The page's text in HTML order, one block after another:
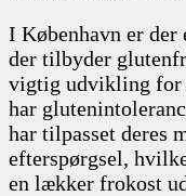
I København er der
der tilbyder
vigtig udvikling for
har
har tilpasset deres
efterspørgsel,
en lækker frokost